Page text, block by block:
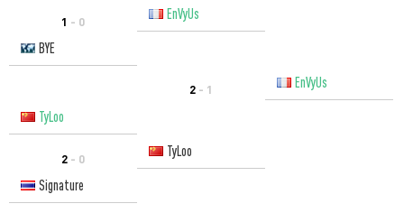
1 - 0
EnVyUs
BYE
2 - 1
EnVyUs
TyLoo
2 - 0
TyLoo
Signature